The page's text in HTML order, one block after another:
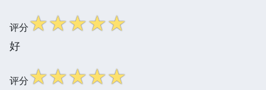
评分☆☆☆☆☆
好
评分☆☆☆☆☆